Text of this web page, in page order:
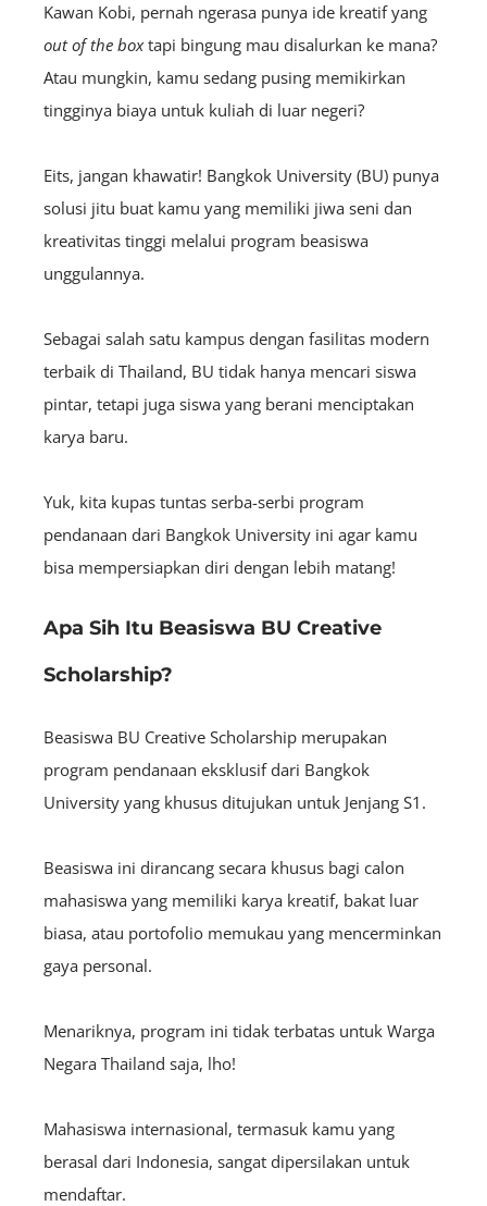
Kawan Kobi, pernah ngerasa punya ide kreatif yang
out of the boxtapi bingung mau disalurkan ke mana?
Atau mungkin, kamu sedang pusing memikirkan
tingginya biaya untuk kuliah di luar negeri?
Eits, jangan khawatir! Bangkok University (BU) punya
solusi jitu buat kamu yang memiliki jiwa seni dan
kreativitas tinggi melalui program beasiswa
unggulannya.
Sebagai salah satu kampus dengan fasilitas modern
terbaik di Thailand, BU tidak hanya mencari siswa
pintar, tetapi juga siswa yang berani menciptakan
karya baru.
Yuk, kita kupas tuntas serba-serbi program
pendanaan dari Bangkok University ini agar kamu
bisa mempersiapkan diri dengan lebih matang!
Apa Sih Itu Beasiswa BU Creative
Scholarship?
Beasiswa BU Creative Scholarship merupakan
program pendanaan eksklusif dari Bangkok
University yang khusus ditujukan untuk Jenjang S1.
Beasiswa ini dirancang secara khusus bagi calon
mahasiswa yang memiliki karya kreatif, bakat luar
biasa, atau portofolio memukau yang mencerminkan
gaya personal.
Menariknya, program ini tidak terbatas untuk Warga
Negara Thailand saja, lho!
Mahasiswa internasional, termasuk kamu yang
berasal dari Indonesia, sangat dipersilakan untuk
mendaftar.